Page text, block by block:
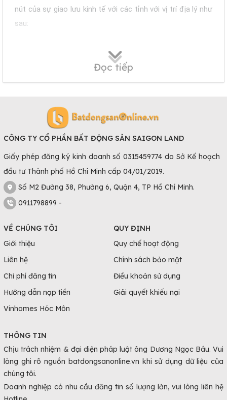
nút của sự giao lưu kinh tế với các tỉnh với vị trí địa lý như
sau:
Phía Đông giáp tỉnh Quảng Ninh
Phía Nam như Bắc Giang, Bắc Ninh, thủ đô Hà
Phía Bắc tiếp giáp với Trung Quốc, với 2 cửa khẩu
quốc tế, 2 cửa khẩu quốc gia và 7 cặp chợ biên
giới.
Mặt khác, có đường sắt liên vận quốc tế, là điều kiện rất
thuận lợi cho việc giao lưu kinh tế, khoa học – công nghệ
với các tỉnh phía Nam trong cả nước, với Trung Quốc và
qua đó sang các nước vùng Trung Á, châu Âu và các nước
Những Lưu Ý Khi Mua Căn Hộ Chung Cư
Lạng Sơn
Xác định vị trí chung cư
Căn hộ chung cư có vị trí tốt khi nó đảm bảo thuận tiện
cho nhu cầu cơ bản của bạn và gia đình (đi lại, sinh hoạt,
làm việc…). Bạn cần cân đối tài chính và nhu cầu để chọn
như chợ, trường học, nơi làm việc… Lưu ý quan sát lượng
giao thông quanh khu chung cư, nhất là vào các giờ cao
điểm xem có xảy ra ách tắc không, tránh gặp phải phiền
toái trong vấn đề di chuyển sau này.
Kiểm tra pháp lý
Đọc tiếp
CÔNG TY CỔ PHẦN BẤT ĐỘNG SẢN SAIGON LAND
Giấy phép đăng ký kinh doanh số 0315459774 do Sở Kế hoạch
đầu tư Thành phố Hồ Chí Minh cấp 04/01/2019.
Số M2 Đường 38, Phường 6, Quận 4, TP Hồ Chí Minh.
0911798899 -
VỀ CHÚNG TÔI
Giới thiệu
Liên hệ
Chi phí đăng tin
Hướng dẫn nạp tiền
Vinhomes Hóc Môn
QUY ĐỊNH
Quy chế hoạt động
Chính sách bảo mật
Điều khoản sử dụng
Giải quyết khiếu nại
THÔNG TIN
Chịu trách nhiệm & đại diện pháp luật ông Dương Ngọc Báu. Vui
lòng ghi rõ nguồn batdongsanonline.vn khi sử dụng dữ liệu của
chúng tôi.
Doanh nghiệp có nhu cầu đăng tin số lượng lớn, vui lòng liên hệ